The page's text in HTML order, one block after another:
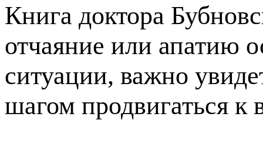
Книга доктора
отчаяние или апатию
ситуации, важно
шагом продвигаться